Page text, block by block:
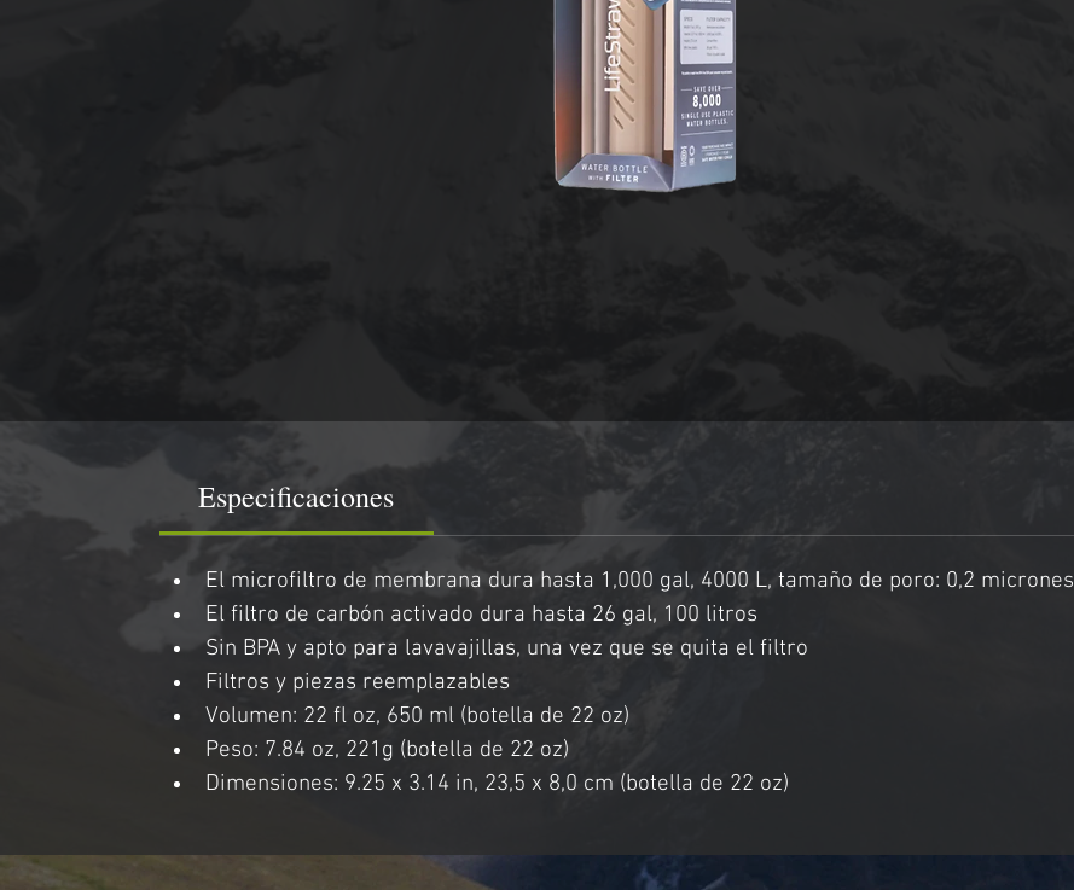
Especificaciones
El microfiltro de membrana dura hasta 1,000 gal, 4000 L, tamaño de poro: 0,2 micrones
El filtro de carbón activado dura hasta 26 gal, 100 litros
Sin BPA y apto para lavavajillas, una vez que se quita el filtro
Filtros y piezas reemplazables
Volumen: 22 fl oz, 650 ml (botella de 22 oz)
Peso: 7.84 oz, 221g (botella de 22 oz)
Dimensiones: 9.25 x 3.14 in, 23,5 x 8,0 cm (botella de 22 oz)